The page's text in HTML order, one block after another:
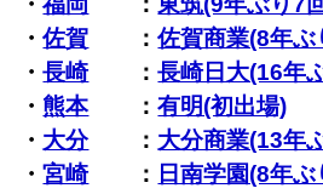
・佐賀 ：佐賀商業(8年ぶ
・長崎：長崎日大(16年
・ 熊本：有明(初出場)
・ 大分： 大分商業(13年
・宮崎： 日南学園(8年